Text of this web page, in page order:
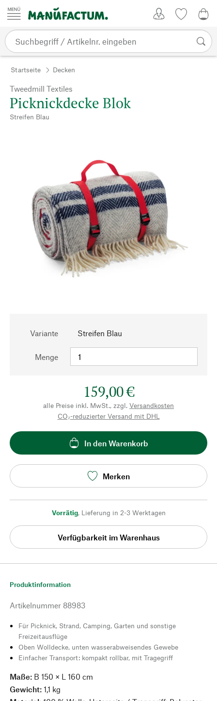
Zum Inhalt springen
Startseite Decken
Tweedmill Textiles
Picknickdecke Blok
Streifen Blau
Variante Streifen Blau
Menge
159,00 €
alle Preise inkl. MwSt., zzgl. Versandkosten
CO₂-reduzierter Versand mit DHL
In den Warenkorb
Merken
Vorrätig, Lieferung in 2-3 Werktagen
Verfügbarkeit im Warenhaus
Produktinformation
Artikelnummer 88983
Für Picknick, Strand, Camping, Garten und sonstige
Freizeitausflüge
Oben Wolldecke, unten wasserabweisendes Gewebe
Einfacher Transport: kompakt rollbar, mit Tragegriff
Maße: B 150 × L 160 cm
Gewicht: 1,1 kg